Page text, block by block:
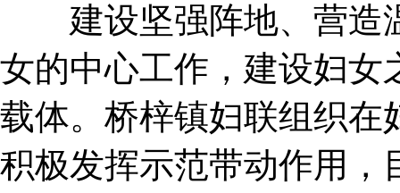
建设坚强阵地、营造
女的中心工作，建设妇女
载体。桥梓镇妇联组织在
积极发挥示范带动作用，